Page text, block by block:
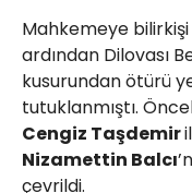
Mahkemeye
ardından Dilovası
kusurundan ötürü
tutuklanmıştı.
Cengiz Taşdemir
Nizamettin Balcı
çevrildi.